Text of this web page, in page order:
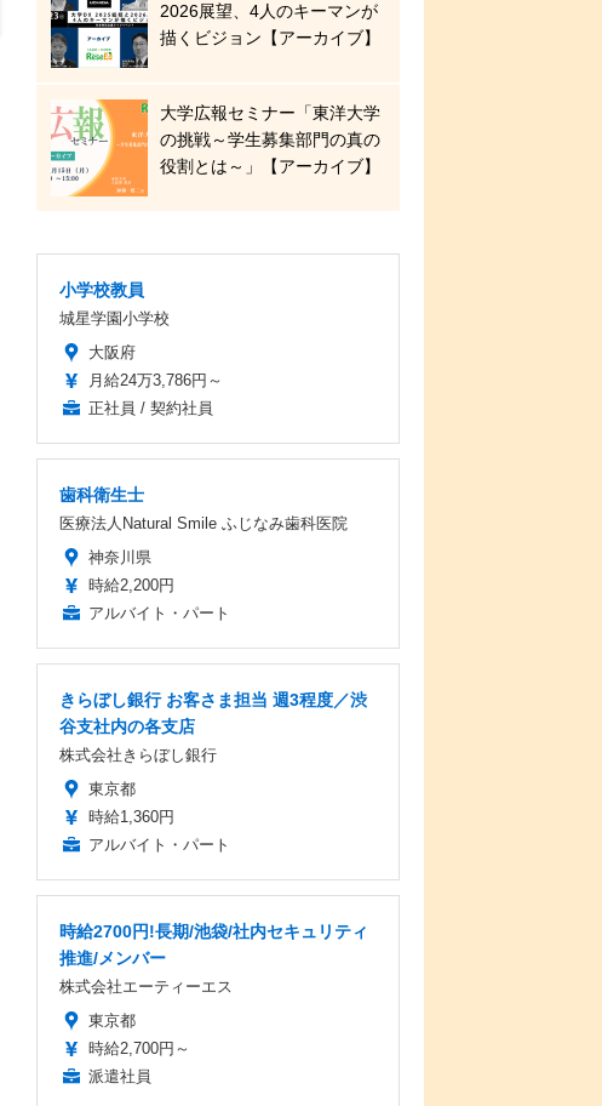
2026展望、4人のキーマンが
描くビジョン【アーカイブ】
大学広報セミナー「東洋大学
の挑戦～学生募集部門の真の
役割とは～」【アーカイブ】
小学校教員
城星学園小学校
大阪府
月給24万3,786円～
正社員 / 契約社員
歯科衛生士
医療法人Natural Smile ふじなみ歯科医院
神奈川県
時給2,200円
アルバイト・パート
きらぼし銀行 お客さま担当 週3程度／渋
谷支社内の各支店
株式会社きらぼし銀行
東京都
時給1,360円
アルバイト・パート
時給2700円!長期/池袋/社内セキュリティ
推進/メンバー
株式会社エーティーエス
東京都
時給2,700円～
派遣社員